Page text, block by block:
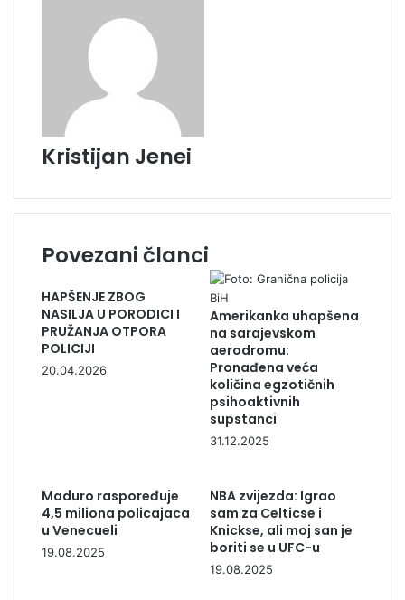
Kristijan Jenei
Povezani članci
HAPŠENJE ZBOG
NASILJA U PORODICI I
PRUŽANJA OTPORA
POLICIJI
20.04.2026
Amerikanka uhapšena
na sarajevskom
aerodromu:
Pronađena veća
količina egzotičnih
psihoaktivnih
supstanci
31.12.2025
Maduro raspoređuje
4,5 miliona policajaca
u Venecueli
19.08.2025
NBA zvijezda: Igrao
sam za Celticse i
Knickse, ali moj san je
boriti se u UFC-u
19.08.2025